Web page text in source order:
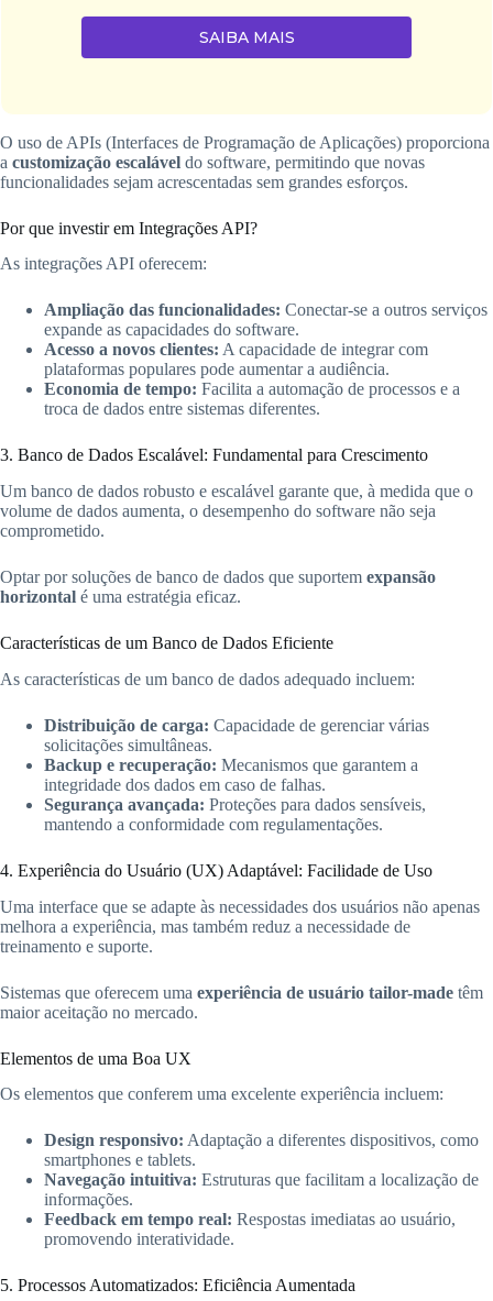
SAIBA MAIS
O uso de APIs (Interfaces de Programação de Aplicações) proporciona
a customização escalável do software, permitindo que novas
funcionalidades sejam acrescentadas sem grandes esforços.
Por que investir em Integrações API?
As integrações API oferecem:
Ampliação das funcionalidades: Conectar-se a outros serviços
expande as capacidades do software.
Acesso a novos clientes: A capacidade de integrar com
plataformas populares pode aumentar a audiência.
Economia de tempo: Facilita a automação de processos e a
troca de dados entre sistemas diferentes.
3. Banco de Dados Escalável: Fundamental para Crescimento
Um banco de dados robusto e escalável garante que, à medida que o
volume de dados aumenta, o desempenho do software não seja
comprometido.
Optar por soluções de banco de dados que suportem expansão
horizontal é uma estratégia eficaz.
Características de um Banco de Dados Eficiente
As características de um banco de dados adequado incluem:
Distribuição de carga: Capacidade de gerenciar várias
solicitações simultâneas.
Backup e recuperação: Mecanismos que garantem a
integridade dos dados em caso de falhas.
Segurança avançada: Proteções para dados sensíveis,
mantendo a conformidade com regulamentações.
4. Experiência do Usuário (UX) Adaptável: Facilidade de Uso
Uma interface que se adapte às necessidades dos usuários não apenas
melhora a experiência, mas também reduz a necessidade de
treinamento e suporte.
Sistemas que oferecem uma experiência de usuário tailor-made têm
maior aceitação no mercado.
Elementos de uma Boa UX
Os elementos que conferem uma excelente experiência incluem:
Design responsivo: Adaptação a diferentes dispositivos, como
smartphones e tablets.
Navegação intuitiva: Estruturas que facilitam a localização de
informações.
Feedback em tempo real: Respostas imediatas ao usuário,
promovendo interatividade.
5. Processos Automatizados: Eficiência Aumentada